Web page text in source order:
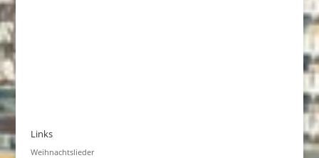
Links
Weihnachtslieder